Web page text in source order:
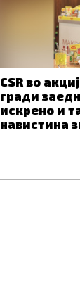
CSR во
гради
искрено и
навистина